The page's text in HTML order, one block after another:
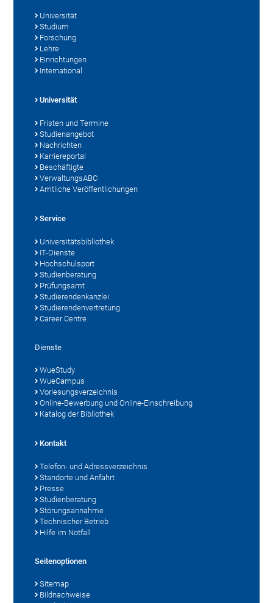
Universität
Studium
Forschung
Lehre
Einrichtungen
International
Universität
Fristen und Termine
Studienangebot
Nachrichten
Karriereportal
Beschäftigte
VerwaltungsABC
Amtliche Veröffentlichungen
Service
Universitätsbibliothek
IT-Dienste
Hochschulsport
Studienberatung
Prüfungsamt
Studierendenkanzlei
Studierendenvertretung
Career Centre
Dienste
WueStudy
WueCampus
Vorlesungsverzeichnis
Online-Bewerbung und Online-Einschreibung
Katalog der Bibliothek
Kontakt
Telefon- und Adressverzeichnis
Standorte und Anfahrt
Presse
Studienberatung
Störungsannahme
Technischer Betrieb
Hilfe im Notfall
Seitenoptionen
Sitemap
Bildnachweise